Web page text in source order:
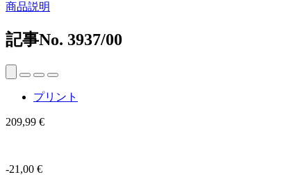
商品説明
記事No. 3937/00
プリント
209,99 €
-21,00 €